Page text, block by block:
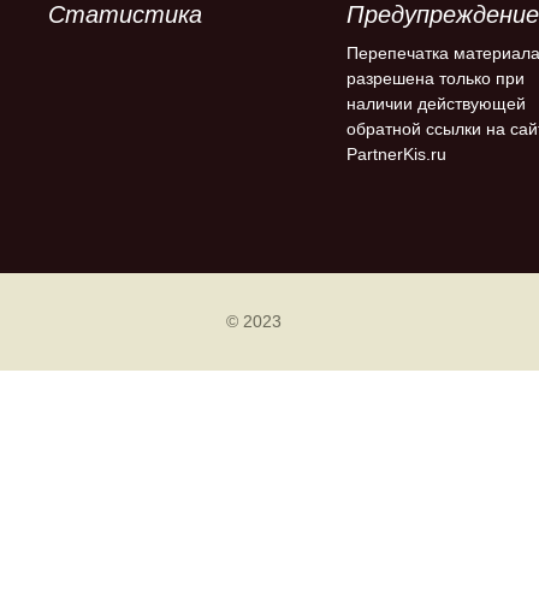
Статистика Предупреждение
Перепечатка материала
разрешена только при
наличии действующей
обратной ссылки на
PartnerKis.ru
© 2023